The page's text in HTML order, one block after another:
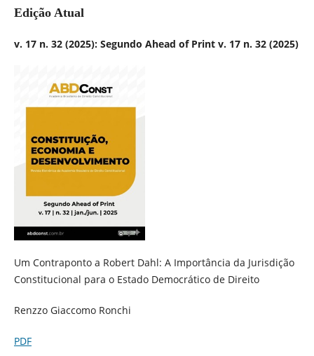
Edição Atual
v. 17 n. 32 (2025): Segundo Ahead of Print v. 17 n. 32 (2025)
Um Contraponto a Robert Dahl: A Importância da Jurisdição
Constitucional para o Estado Democrático de Direito
Renzzo Giaccomo Ronchi
PDF